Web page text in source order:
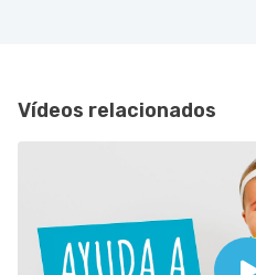
Vídeos relacionados